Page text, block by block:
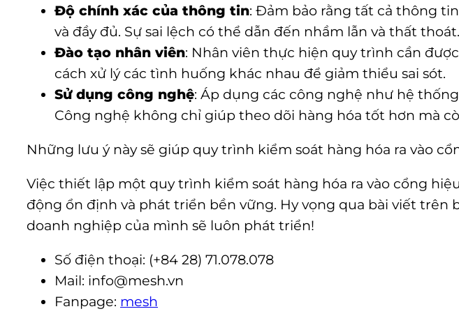
Độ chính xác của thông tin: Đảm bảo rằng tất cả thông
và đầy đủ. Sự sai lệch có thể dẫn đến nhầm lẫn và thất thoát.
Đào tạo nhân viên: Nhân viên thực hiện quy trình cần
cách xử lý các tình huống khác nhau để giảm thiểu sai sót.
Sử dụng công nghệ: Áp dụng các công nghệ như hệ
Công nghệ không chỉ giúp theo dõi hàng hóa tốt hơn mà
Những lưu ý này sẽ giúp quy trình kiểm soát hàng hóa ra vào
Việc thiết lập một quy trình kiểm soát hàng hóa ra vào cổng
động ổn định và phát triển bền vững. Hy vọng qua bài viết
doanh nghiệp của mình sẽ luôn phát triển!
Số điện thoại: (+84 28) 71.078.078
Mail: info@mesh.vn
Fanpage: mesh